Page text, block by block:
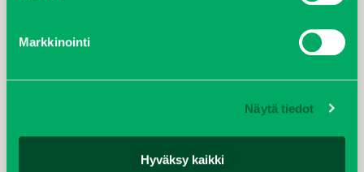
Markkinointi
Näytä tiedot
Hyväksy kaikki